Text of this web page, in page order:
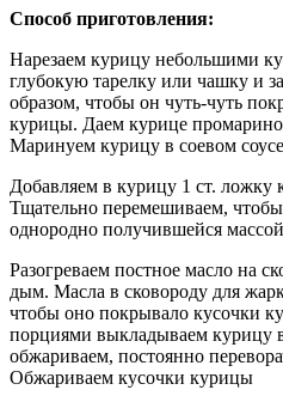
Способ приготовления:
Нарезаем курицу небольшими
глубокую тарелку или чашку и
образом, чтобы он чуть-чуть
курицы. Даем курице
Маринуем курицу в соевом соусе
Добавляем в курицу 1 ст. ложку
Тщательно перемешиваем,
однородно получившейся
Разогреваем постное масло на
дым. Масла в сковороду для
чтобы оно покрывало кусочки
порциями выкладываем курицу
обжариваем, постоянно
Обжариваем кусочки курицы